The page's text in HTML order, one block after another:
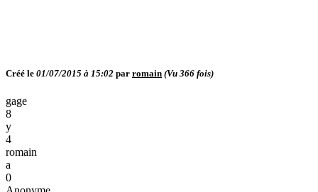
Créé le 01/07/2015 à 15:02 par romain (Vu 366 fois)
gage
8
y
4
romain
a
0